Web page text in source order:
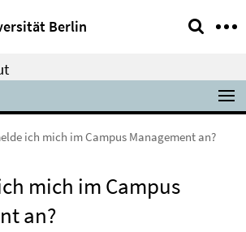
Berlin
ich mich im Campus Management an?
mich im Campus
an?